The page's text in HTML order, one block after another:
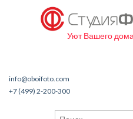
Уют Вашего
info@oboifoto.com
+7 (499) 2-200-300